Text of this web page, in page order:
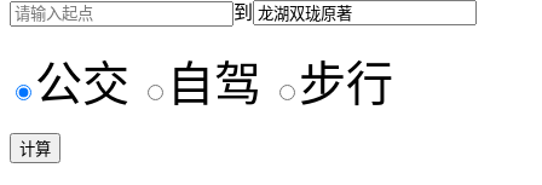
到
公交 自驾 步行